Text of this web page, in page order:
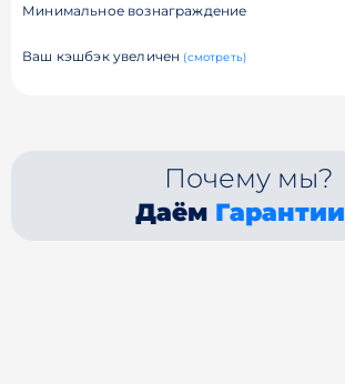
Минимальное вознаграждение
Ваш кэшбэк увеличен (смотреть)
Почему мы?
Даём Гарантии